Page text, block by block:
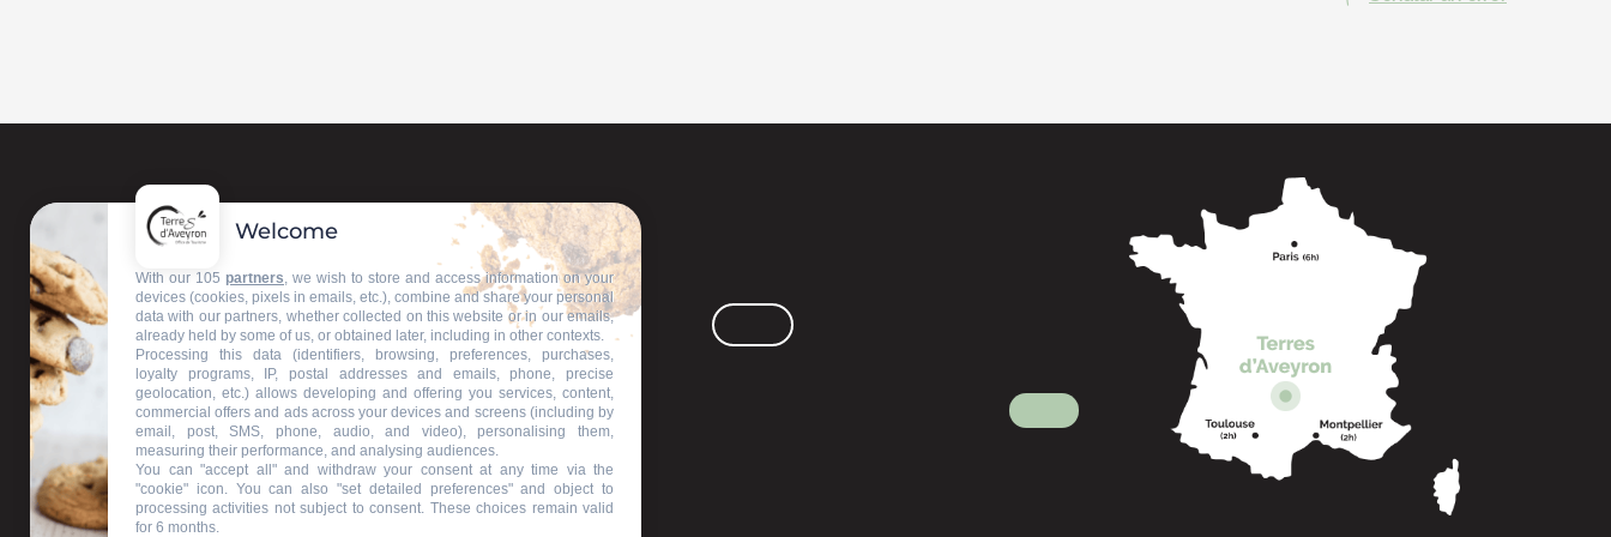
Welcome
With our 105 partners, we wish to store and access information on your
devices (cookies, pixels in emails, etc.), combine and share your personal
data with our partners, whether collected on this website or in our emails,
already held by some of us, or obtained later, including in other contexts.
Processing this data (identifiers, browsing, preferences, purchases,
loyalty programs, IP, postal addresses and emails, phone, precise
geolocation, etc.) allows developing and offering you services, content,
commercial offers and ads across your devices and screens (including by
email, post, SMS, phone, audio, and video), personalising them,
measuring their performance, and analysing audiences.
You can "accept all" and withdraw your consent at any time via the
"cookie" icon. You can also "set detailed preferences" and object to
processing activities not subject to consent. These choices remain valid
for 6 months.